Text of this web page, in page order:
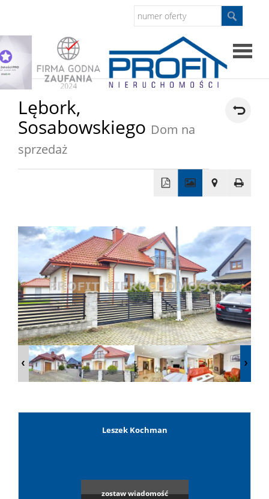
Dzialki
Lokale
Hale
Lębork,
Sosabowskiego Dom na
sprzedaż
−
Leszek Kochman
zostaw wiadomość